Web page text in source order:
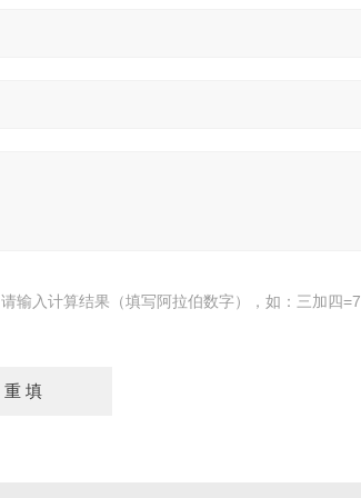
请输入计算结果（填写阿拉伯数字），如：三加四=7